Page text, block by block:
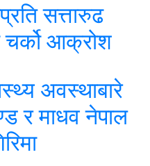
सत्तारुढ
चर्को आक्रोश
अवस्थाबारे
र माधव नेपाल